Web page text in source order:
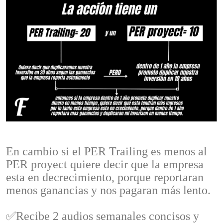
En cambio si el PER Trailing es menos al
PER proyect quiere decir que la empresa
esta en decrecimiento, porque reportaran
menos ganancias y nos pagaran más lento.
✅Recibe 2 audios semanales concisos y